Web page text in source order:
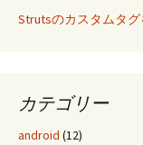
Strutsのカスタムタ
カテゴリー
android (12)